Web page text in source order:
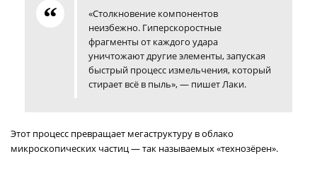
«Столкновение компонентов
неизбежно. Гиперскоростные
фрагменты от каждого удара
уничтожают другие элементы, запуская
быстрый процесс измельчения, который
стирает всё в пыль», — пишет Лаки.
Этот процесс превращает мегаструктуру в облако
микроскопических частиц — так называемых «технозёрен».